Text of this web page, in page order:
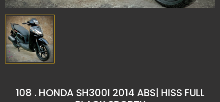
108 . HONDA SH300I 2014 ABS| HISS FULL